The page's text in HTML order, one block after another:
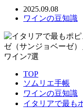
2025.09.08
ワインの豆知識
TOP
ソムリエ手帳
ワインの豆知識
イタリアで最も